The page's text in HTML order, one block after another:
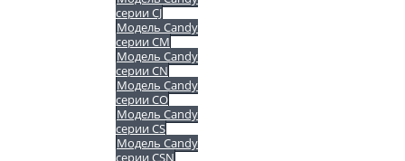
серии CJ
Модель Candy
серии CM
Модель Candy
серии CN
Модель Candy
серии CO
Модель Candy
серии CS
Модель Candy
серии CSN